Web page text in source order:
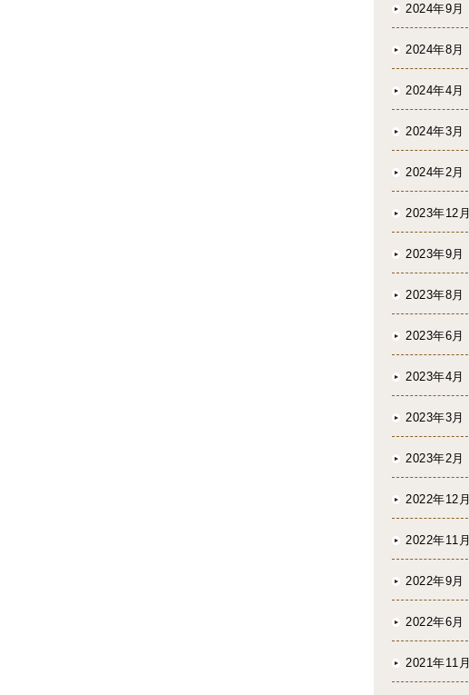
2024年9月
2024年8月
2024年4月
2024年3月
2024年2月
2023年12月
2023年9月
2023年8月
2023年6月
2023年4月
2023年3月
2023年2月
2022年12月
2022年11月
2022年9月
2022年6月
2021年11月